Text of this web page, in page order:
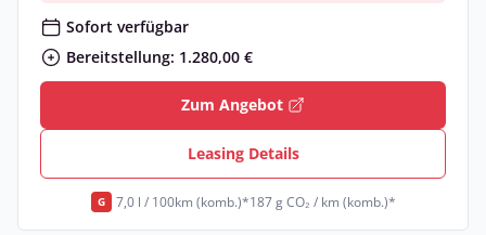
Sofort verfügbar
Bereitstellung: 1.280,00 €
Zum Angebot
Leasing Details
G 7,0 l / 100km (komb.)*187 g CO₂ / km (komb.)*